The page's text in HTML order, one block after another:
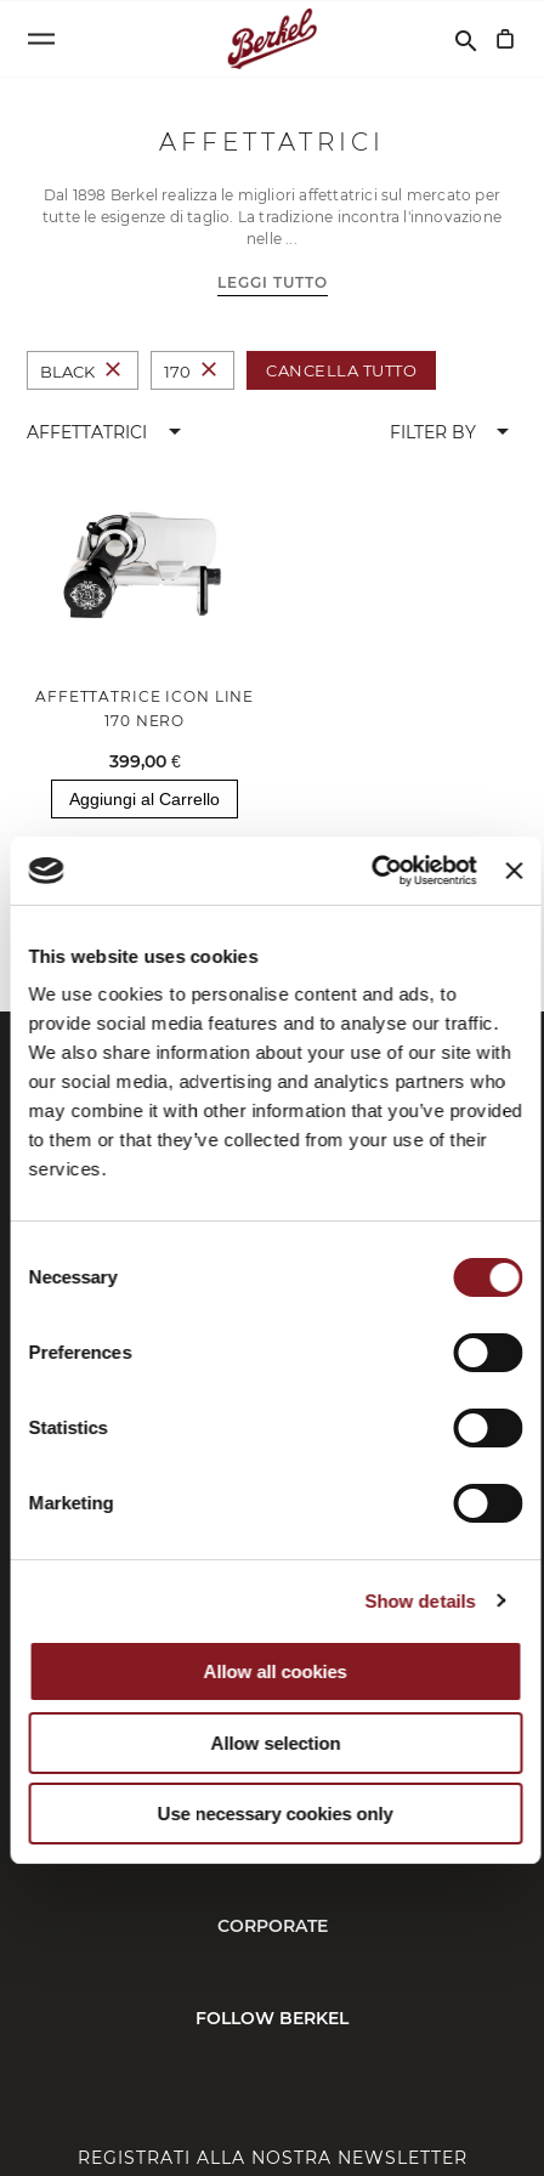
This website uses cookies
We use cookies to personalise content and ads, to
provide social media features and to analyse our traffic.
We also share information about your use of our site with
our social media, advertising and analytics partners who
may combine it with other information that you’ve provided
to them or that they’ve collected from your use of their
services.
Selection
Necessary
Preferences
Statistics
Marketing
Show details
Allow all cookies
Allow selection
Use necessary cookies only
Cerca
search
AFFETTATRICI
Dal 1898 Berkel realizza le migliori affettatrici sul mercato per
tutte le esigenze di taglio. La tradizione incontra l'innovazione
nelle
LEGGI TUTTO
BLACK close 170 close CANCELLA TUTTO
AFFETTATRICI arrow_drop_down FILTER BY arrow_drop_down
AFFETTATRICE ICON LINE
170 NERO
399,00 €
Aggiungi al Carrello
Recessi
CORPORATE
FOLLOW BERKEL
REGISTRATI ALLA NOSTRA NEWSLETTER